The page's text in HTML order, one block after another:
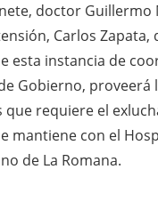
doctor Guillermo
Carlos Zapata,
esta instancia de
Gobierno, proveerá
que requiere el
mantiene con el
de La Romana.